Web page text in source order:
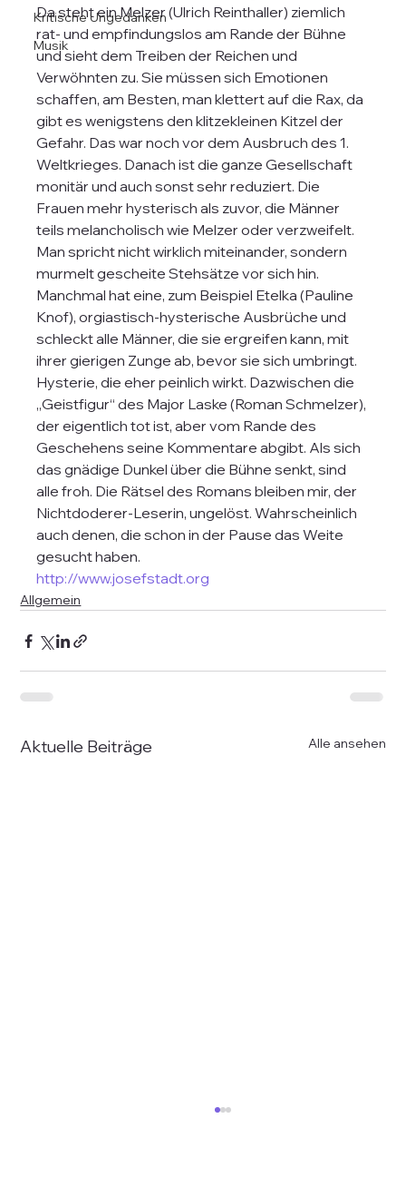
Kritische Ungedanken
Musik
Da steht ein Melzer (Ulrich Reinthaller) ziemlich
rat- und empfindungslos am Rande der Bühne
und sieht dem Treiben der Reichen und
Verwöhnten zu. Sie müssen sich Emotionen
schaffen, am Besten, man klettert auf die Rax, da
gibt es wenigstens den klitzekleinen Kitzel der
Gefahr. Das war noch vor dem Ausbruch des 1.
Weltkrieges. Danach ist die ganze Gesellschaft
monitär und auch sonst sehr reduziert. Die
Frauen mehr hysterisch als zuvor, die Männer
teils melancholisch wie Melzer oder verzweifelt.
Man spricht nicht wirklich miteinander, sondern
murmelt gescheite Stehsätze vor sich hin.
Manchmal hat eine, zum Beispiel Etelka (Pauline
Knof), orgiastisch-hysterische Ausbrüche und
schleckt alle Männer, die sie ergreifen kann, mit
ihrer gierigen Zunge ab, bevor sie sich umbringt.
Hysterie, die eher peinlich wirkt. Dazwischen die
„Geistfigur“ des Major Laske (Roman Schmelzer),
der eigentlich tot ist, aber vom Rande des
Geschehens seine Kommentare abgibt. Als sich
das gnädige Dunkel über die Bühne senkt, sind
alle froh. Die Rätsel des Romans bleiben mir, der
Nichtdoderer-Leserin, ungelöst. Wahrscheinlich
auch denen, die schon in der Pause das Weite
gesucht haben.
http://www.josefstadt.org
Allgemein
Aktuelle Beiträge Alle ansehen